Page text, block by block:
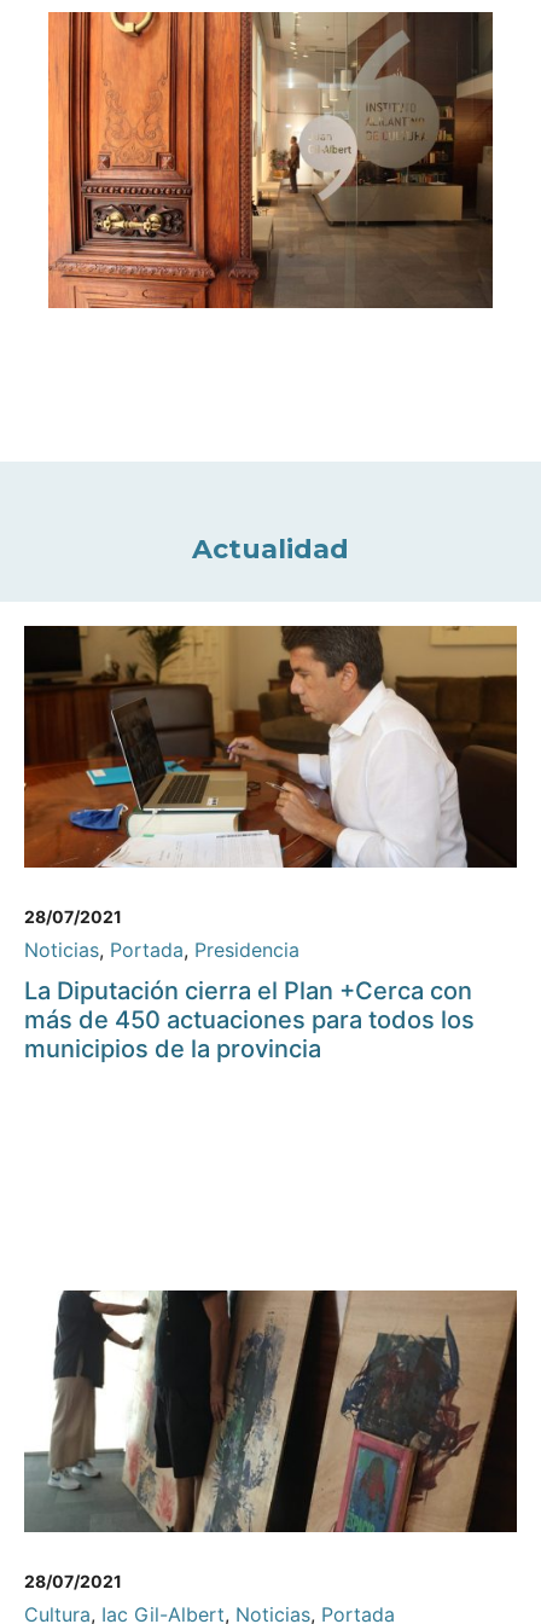
Actualidad
28/07/2021
Noticias, Portada, Presidencia
La Diputación cierra el Plan +Cerca con
más de 450 actuaciones para todos los
municipios de la provincia
28/07/2021
Cultura, Iac Gil-Albert, Noticias, Portada